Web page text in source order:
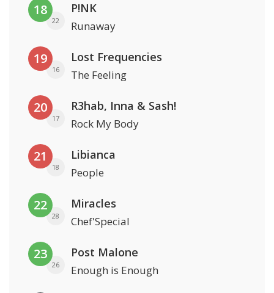
18
22
P!NK
Runaway
19
16
Lost Frequencies
The Feeling
20
17
R3hab, Inna & Sash!
Rock My Body
21
18
Libianca
People
22
28
Miracles
Chef'Special
23
26
Post Malone
Enough is Enough